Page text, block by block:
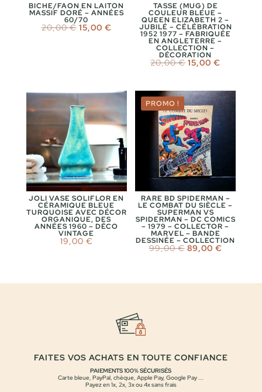
BICHE/FAON EN LAITON
MASSIF DORÉ – ANNÉES
60/70
20,00€ Le
prix
15,00 €Le
TASSE (MUG) DE
COULEUR BLEUE –
QUEEN ELIZABETH 2 –
JUBILÉ – CÉLÉBRATION
1952 1977 – FABRIQUÉE
EN ANGLETERRE –
COLLECTION –
DÉCORATION
20,00€ Le
prix
20,00 €.
15,00€
15,00 €.
JOLI VASE SOLIFLOR EN
CÉRAMIQUE BLEUE
TURQUOISE AVEC DÉCOR
ORGANIQUE, DES
ANNÉES 1960 – DÉCO
VINTAGE
19,00 €
PROMO !
RARE BD SPIDERMAN –
LE COMBAT DU SIÈCLE –
SUPERMAN VS
SPIDERMAN – DC COMICS
– 1979 – COLLECTOR –
MARVEL – BANDE
DESSINÉE – COLLECTION
99,00€ Le
prix
89,00 €Le
FAITES VOS ACHATS EN TOUTE CONFIANCE
PAIEMENTS 100% SÉCURISÉS
Carte bleue, PayPal, chèque, Apple Pay, Google Pay ...
Payez en 1x, 2x, 3x ou 4x sans frais